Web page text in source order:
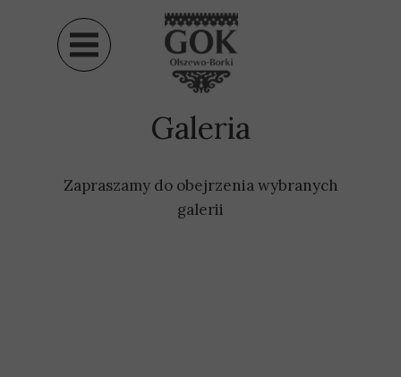
Galeria
Zapraszamy do obejrzenia wybranych
galerii